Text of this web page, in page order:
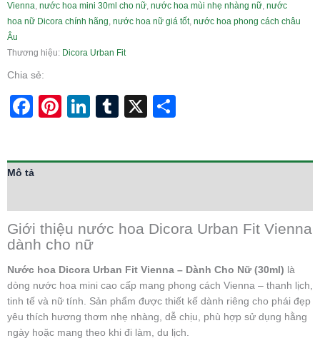
Vienna, nước hoa mini 30ml cho nữ, nước hoa mùi nhẹ nhàng nữ, nước
hoa nữ Dicora chính hãng, nước hoa nữ giá tốt, nước hoa phong cách châu
Âu
Thương hiệu: Dicora Urban Fit
Chia sẻ:
Facebook
Pinterest
LinkedIn
Tumblr
X
Mô tả
Giới thiệu nước hoa Dicora Urban Fit Vienna
dành cho nữ
Nước hoa Dicora Urban Fit Vienna – Dành Cho Nữ (30ml) là
dòng nước hoa mini cao cấp mang phong cách Vienna – thanh lịch,
tinh tế và nữ tính. Sản phẩm được thiết kế dành riêng cho phái đẹp
yêu thích hương thơm nhẹ nhàng, dễ chịu, phù hợp sử dụng hằng
ngày hoặc mang theo khi đi làm, du lịch.